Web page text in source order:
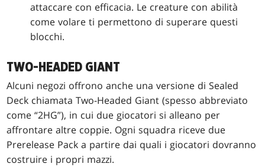
attaccare con efficacia. Le creature con abilità
come volare ti permettono di superare questi
blocchi.
TWO-HEADED GIANT
Alcuni negozi offrono anche una versione di Sealed
Deck chiamata Two-Headed Giant (spesso abbreviato
come “2HG”), in cui due giocatori si alleano per
affrontare altre coppie. Ogni squadra riceve due
Prerelease Pack a partire dai quali i giocatori dovranno
costruire i propri mazzi.